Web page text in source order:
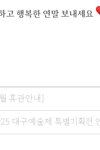
고 행복한 연말 보내세요
월 휴관안내]
대구예술제 특별기획전